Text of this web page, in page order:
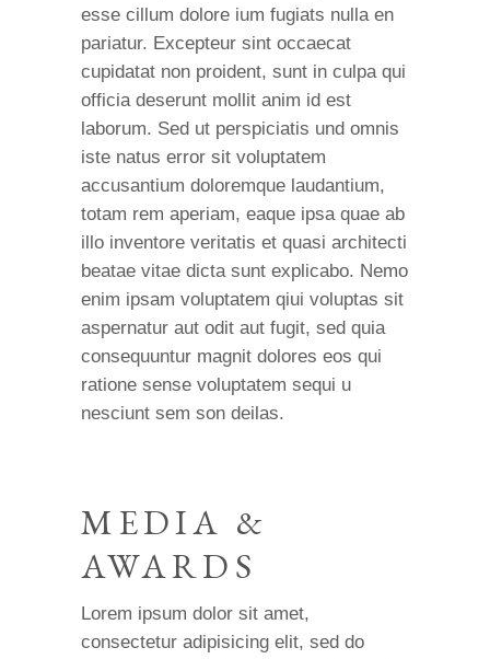
esse cillum dolore ium fugiats nulla en
pariatur. Excepteur sint occaecat
cupidatat non proident, sunt in culpa qui
officia deserunt mollit anim id est
laborum. Sed ut perspiciatis und omnis
iste natus error sit voluptatem
accusantium doloremque laudantium,
totam rem aperiam, eaque ipsa quae ab
illo inventore veritatis et quasi architecti
beatae vitae dicta sunt explicabo. Nemo
enim ipsam voluptatem qiui voluptas sit
aspernatur aut odit aut fugit, sed quia
consequuntur magnit dolores eos qui
ratione sense voluptatem sequi u
nesciunt sem son deilas.
MEDIA &
AWARDS
Lorem ipsum dolor sit amet,
consectetur adipisicing elit, sed do